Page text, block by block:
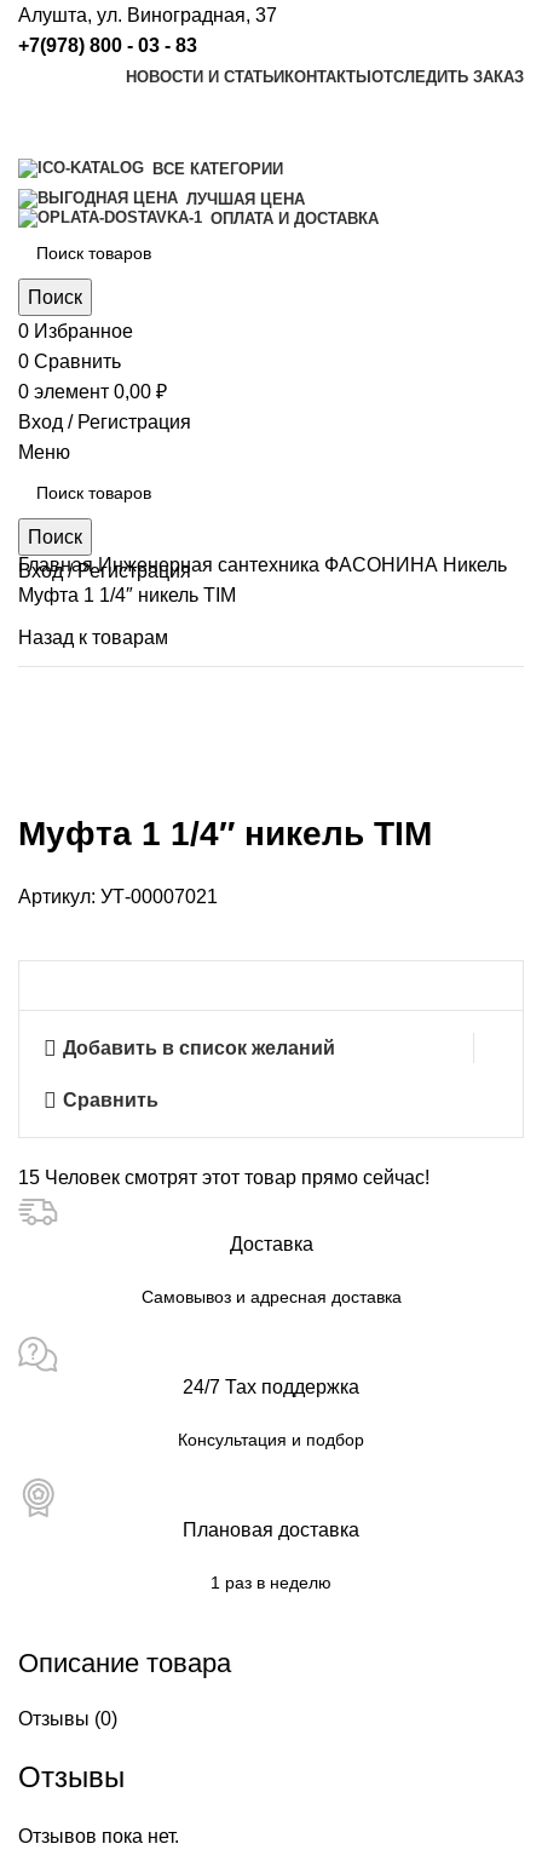
Алушта, ул. Виноградная, 37
+7(978) 800 - 03 - 83
НОВОСТИ И СТАТЬИ КОНТАКТЫ ОТСЛЕДИТЬ ЗАКАЗ
ВСЕ КАТЕГОРИИ
ЛУЧШАЯ ЦЕНА
ОПЛАТА И ДОСТАВКА
Поиск
0 Избранное
0 Сравнить
0 элемент 0,00 ₽
Вход / Регистрация
Меню
Поиск
Вход / Регистрация
ГлавнаяИнженерная сантехника ФАСОНИНА Никель
Муфта 1 1/4″ никель TIM
Назад к товарам
Муфта 1 1/4″ никель TIM
Артикул: УТ-00007021
Добавить в список желаний
Сравнить
15 Человек смотрят этот товар прямо сейчас!
Доставка
Самовывоз и адресная доставка
24/7 Тах поддержка
Консультация и подбор
Плановая доставка
1 раз в неделю
Описание товара
Отзывы (0)
Отзывы
Отзывов пока нет.